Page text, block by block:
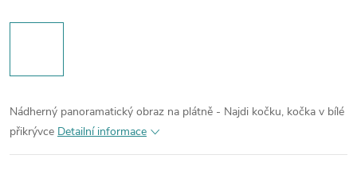
Nádherný panoramatický obraz na plátně - Najdi kočku, kočka v bílé
přikrývce Detailní informace